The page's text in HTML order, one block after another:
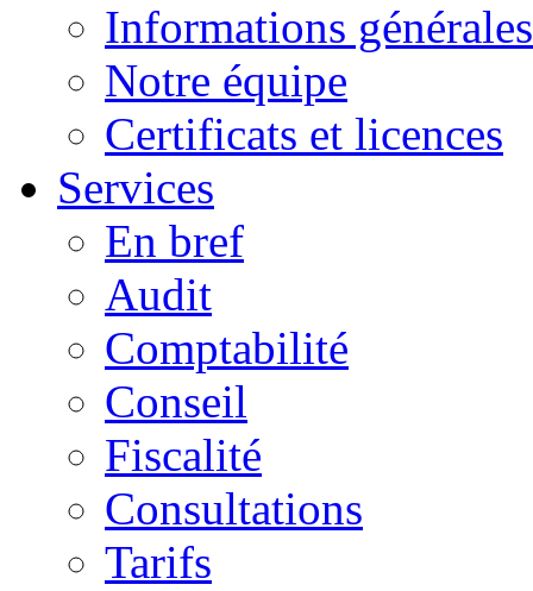
Informations générales
Notre équipe
Certificats et licences
Services
En bref
Audit
Comptabilité
Conseil
Fiscalité
Consultations
Tarifs